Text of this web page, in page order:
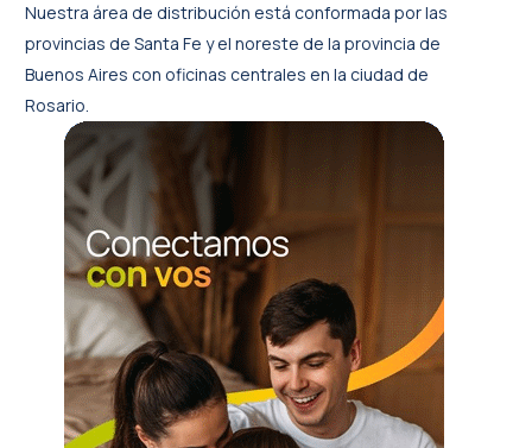
Nuestra área de distribución está conformada por las
provincias de Santa Fe y el noreste de la provincia de
Buenos Aires con oficinas centrales en la ciudad de
Rosario.